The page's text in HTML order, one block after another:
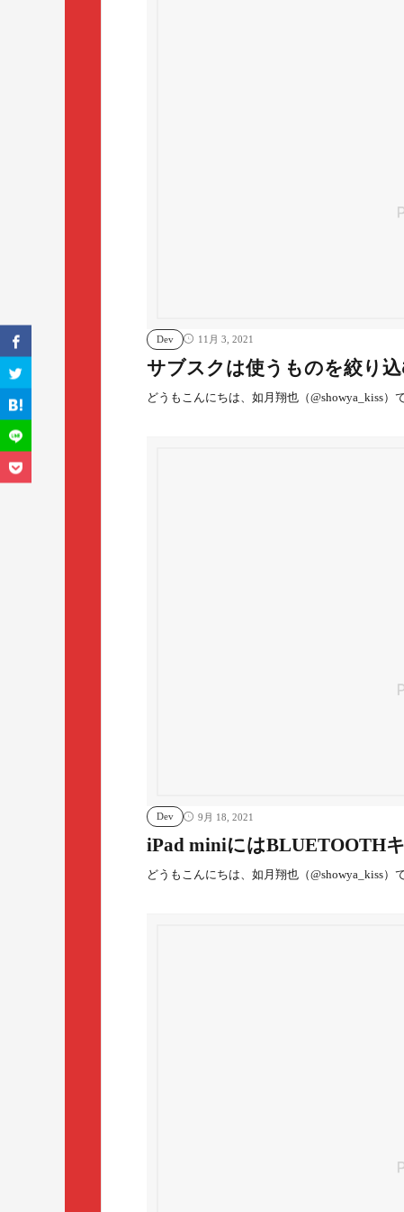
Dev 11月 3, 2021
サブスクは使うものを絞り
どうもこんにちは、如月翔也（@showya_kiss）
Dev 9月 18, 2021
iPad miniにはBLUETOOTH
どうもこんにちは、如月翔也（@showya_kiss